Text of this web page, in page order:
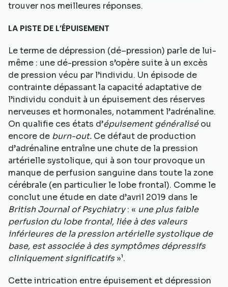
trouver nos meilleures réponses.
LA PISTE DE L’ÉPUISEMENT
Le terme de dépression (dé–pression) parle de lui-
même : une dé-pression s’opère suite à un excès
de pression vécu par l’individu. Un épisode de
contrainte dépassant la capacité adaptative de
l’individu conduit à un épuisement des réserves
nerveuses et hormonales, notamment l’adrénaline.
On qualifie ces états d’épuisement généraliséou
encore de burn-out. Ce défaut de production
d’adrénaline entraîne une chute de la pression
artérielle systolique, qui à son tour provoque un
manque de perfusion sanguine dans toute la zone
cérébrale (en particulier le lobe frontal). Comme le
conclut une étude en date d’avril 2019 dans le
British Journal of Psychiatry: « une plus faible
perfusion du lobe frontal, liée à des valeurs
inférieures de la pression artérielle systolique de
base, est associée à des symptômes dépressifs
cliniquement significatifs »¹.
Cette intrication entre épuisement et dépression